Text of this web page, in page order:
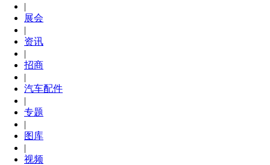
|
展会
|
资讯
|
招商
|
汽车配件
|
专题
|
图库
|
视频